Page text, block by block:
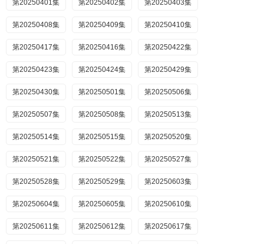
第20250401集 第20250402集 第20250403集
第20250408集 第20250409集 第20250410集
第20250417集 第20250416集 第20250422集
第20250423集 第20250424集 第20250429集
第20250430集 第20250501集 第20250506集
第20250507集 第20250508集 第20250513集
第20250514集 第20250515集 第20250520集
第20250521集 第20250522集 第20250527集
第20250528集 第20250529集 第20250603集
第20250604集 第20250605集 第20250610集
第20250611集 第20250612集 第20250617集